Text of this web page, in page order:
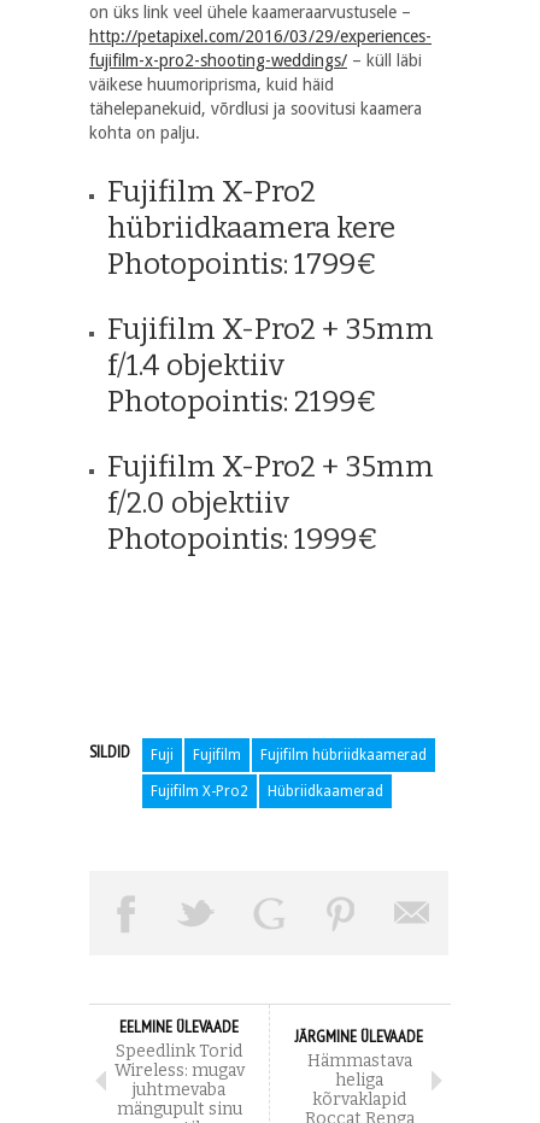
on üks link veel ühele kaameraarvustusele –
http://petapixel.com/2016/03/29/experiences-
fujifilm-x-pro2-shooting-weddings/ – küll läbi
väikese huumoriprisma, kuid häid
tähelepanekuid, võrdlusi ja soovitusi kaamera
kohta on palju.
Fujifilm X-Pro2
hübriidkaamera kere
Photopointis: 1799€
Fujifilm X-Pro2 + 35mm
f/1.4 objektiiv
Photopointis: 2199€
Fujifilm X-Pro2 + 35mm
f/2.0 objektiiv
Photopointis: 1999€
SILDID Fuji Fujifilm Fujifilm hübriidkaamerad
Fujifilm X-Pro2 Hübriidkaamerad
EELMINE ÜLEVAADE
Speedlink Torid
Wireless: mugav
juhtmevaba
mängupult sinu
JÄRGMINE ÜLEVAADE
Hämmastava
heliga
kõrvaklapid
Roccat Renga